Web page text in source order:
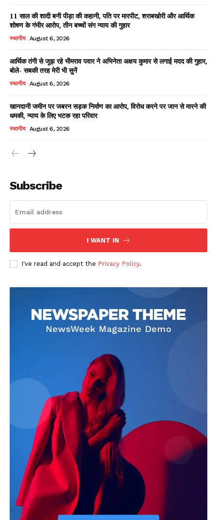
Contact us
Subscription Plans
My account
11 साल की शादी बनी पीड़ा की कहानी, पति पर मारपीट, शराबखोरी और आर्थिक
शोषण के गंभीर आरोप, तीन बच्चों संग न्याय की गुहार
स्थानीय August 6, 2026
आर्थिक तंगी से जूझ रहे भीमराव पवार ने अभिनेता अक्षय कुमार से लगाई मदद की गुहार,
बोले- सबकी तरह मेरी भी सुनें
स्थानीय August 6, 2026
खानदानी जमीन पर जबरन सड़क निर्माण का आरोप, विरोध करने पर जान से मारने की
धमकी, न्याय के लिए भटक रहा परिवार
स्थानीय August 6, 2026
Subscribe
I WANT IN
I've read and accept the Privacy Policy.